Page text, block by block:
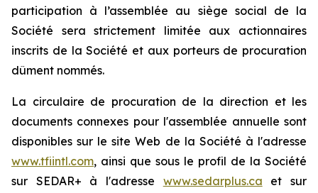
participation à l’assemblée au siège social de la
Société sera strictement limitée aux actionnaires
inscrits de la Société et aux porteurs de procuration
dûment nommés.
La circulaire de procuration de la direction et les
documents connexes pour l'assemblée annuelle sont
disponibles sur le site Web de la Société à l'adresse
www.tfiintl.com, ainsi que sous le profil de la Société
sur SEDAR+ à l'adresse www.sedarplus.ca et sur